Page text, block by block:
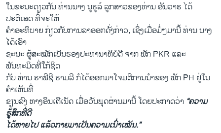
ໃນຂະນະດຽວກັນ ທ່ານນາງ ນູຣູລ໌ ລູກສາວຂອງທ່ານ ອັນວາຣ ໄດ້
ປະຕິເສດ ທີ່ຈະໃຫ້
ຄຳອະທິບາຍ ກ່ຽວກັບການລາອອກດັ່ງກ່າວ, ເຊິ່ງເມື່ອມໍ່ໆມານີ້ ທ່ານ ນາງ
ໄດ້ເອົາ
ຊະນະ ຜູ້ສະໝັກເປັນຮອງປະທານາທິບໍດີ ຈາກ ພັກ PKR ແລະ
ພັນທະມິດທີ່ໃກ້ຊິດ
ກັບ ທ່ານ ຣາຟີຊີ ຣາມລີ ກໍໄດ້ອອກມາໂຈມຕີການນຳຂອງ ພັກ PH ຢູ່ໃນ
ຄຳເຫັນທີ່
ຂຽນລົງ ທາງອິນເຕີເນັດ ເມື່ອວັນພຸດຜ່ານມານີ້ ໂດຍປະກາດວ່າ “ຄວາມ
ຮູ້ສຶກທີ່ດີ
ໄດ້ຫາຍໄປ ແລ້ວກາຍມາເປັນຄວາມເນົ່າເໝັນ.”